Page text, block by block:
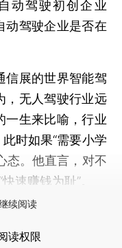
动驾驶初创企业
动驾驶企业是否在
展的世界智能驾
，无人驾驶行业远
一生来比喻，行业
时如果“需要小学
态。他直言，对不
速赚钱为耻”。
续阅读
读权限